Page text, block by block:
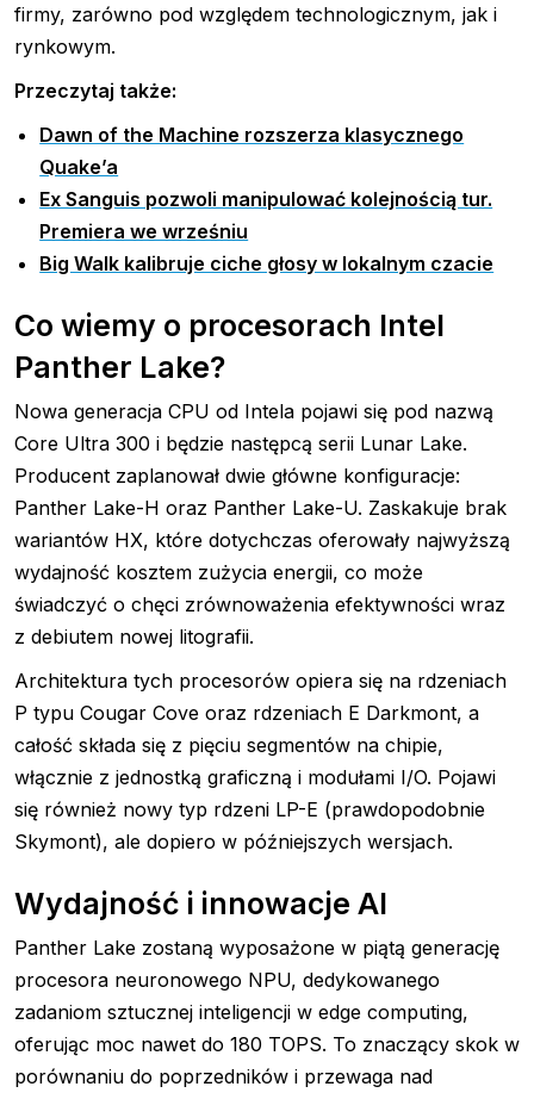
firmy, zarówno pod względem technologicznym, jak i
rynkowym.
Przeczytaj także:
Dawn of the Machine rozszerza klasycznego
Quake’a
Ex Sanguis pozwoli manipulować kolejnością tur.
Premiera we wrześniu
Big Walk kalibruje ciche głosy w lokalnym czacie
Co wiemy o procesorach Intel
Panther Lake?
Nowa generacja CPU od Intela pojawi się pod nazwą
Core Ultra 300 i będzie następcą serii Lunar Lake.
Producent zaplanował dwie główne konfiguracje:
Panther Lake-H oraz Panther Lake-U. Zaskakuje brak
wariantów HX, które dotychczas oferowały najwyższą
wydajność kosztem zużycia energii, co może
świadczyć o chęci zrównoważenia efektywności wraz
z debiutem nowej litografii.
Architektura tych procesorów opiera się na rdzeniach
P typu Cougar Cove oraz rdzeniach E Darkmont, a
całość składa się z pięciu segmentów na chipie,
włącznie z jednostką graficzną i modułami I/O. Pojawi
się również nowy typ rdzeni LP-E (prawdopodobnie
Skymont), ale dopiero w późniejszych wersjach.
Wydajność i innowacje AI
Panther Lake zostaną wyposażone w piątą generację
procesora neuronowego NPU, dedykowanego
zadaniom sztucznej inteligencji w edge computing,
oferując moc nawet do 180 TOPS. To znaczący skok w
porównaniu do poprzedników i przewaga nad